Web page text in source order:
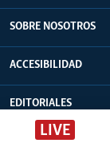
LIVE
SOBRE NOSOTROS
ACCESIBILIDAD
EDITORIALES